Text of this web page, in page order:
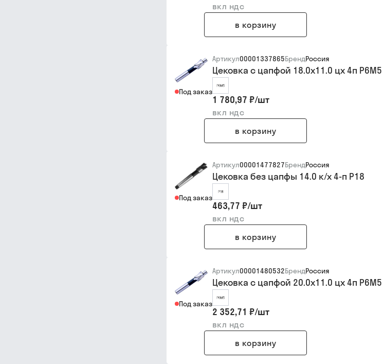
вкл ндс
в корзину
Под заказ
Артикул00001337865БрендРоссия
Цековка с цапфой 18.0х11.0 цх 4п Р6М5
1 780,97 ₽/шт
вкл ндс
в корзину
Под заказ
Артикул00001477827БрендРоссия
Цековка без цапфы 14.0 к/х 4-п Р18
463,77 ₽/шт
вкл ндс
в корзину
Под заказ
Артикул00001480532БрендРоссия
Цековка с цапфой 20.0х11.0 цх 4п Р6М5
2 352,71 ₽/шт
вкл ндс
в корзину